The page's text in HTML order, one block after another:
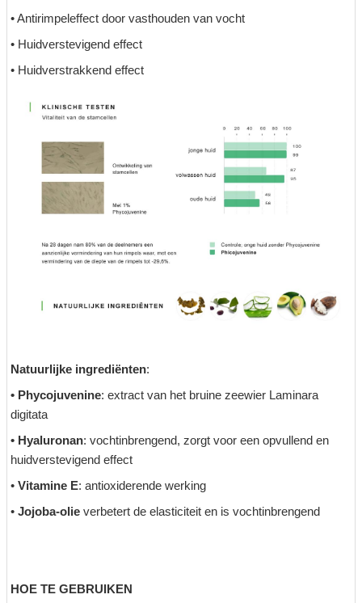
• Antirimpeleffect door vasthouden van vocht
• Huidverstevigend effect
• Huidverstrakkend effect
Natuurlijke ingrediënten:
• Phycojuvenine: extract van het bruine zeewier Laminara
digitata
• Hyaluronan: vochtinbrengend, zorgt voor een opvullend en
huidverstevigend effect
• Vitamine E: antioxiderende werking
• Jojoba-olie verbetert de elasticiteit en is vochtinbrengend
HOE TE GEBRUIKEN